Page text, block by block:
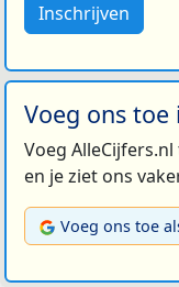
Inschrijven
Voeg ons toe
Voeg
en je ziet ons
Voeg ons toe